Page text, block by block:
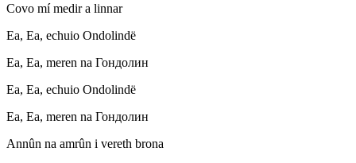
Covo mí medir a linnar
Ea, Ea, echuio Ondolindë
Ea, Ea, meren na Гондолин
Ea, Ea, echuio Ondolindë
Ea, Ea, meren na Гондолин
Annûn na amrûn i vereth brona